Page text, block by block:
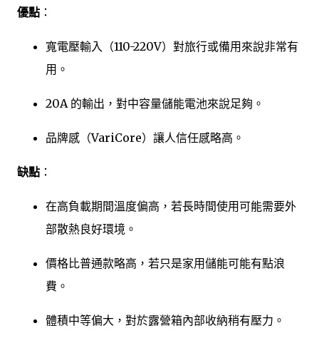
優點 ：
寬電壓輸入（110-220V）對旅行或備用來說非常有
用。
20A 的輸出，對中容量儲能電池來說足夠。
品牌感（VariCore）讓人信任感略高。
缺點 ：
在高負載期間溫度偏高，若長時間使用可能需要外
部散熱良好環境。
價格比普通款略高，若只是家用儲能可能有點浪
費。
體積中等偏大，對於露營箱內部收納稍有壓力。